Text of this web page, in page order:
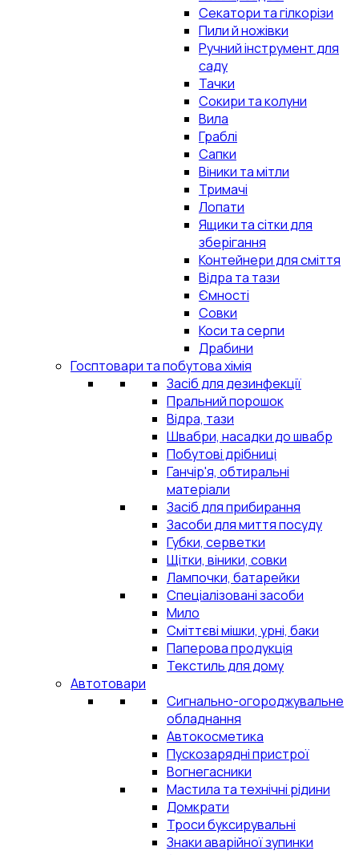
Секатори та гілкорізи
Пили й ножівки
Ручний інструмент для
саду
Тачки
Сокири та колуни
Вила
Граблі
Сапки
Віники та мітли
Тримачі
Лопати
Ящики та сітки для
зберігання
Контейнери для сміття
Відра та тази
Ємності
Совки
Коси та серпи
Драбини
Госптовари та побутова хімія
Засіб для дезинфекції
Пральний порошок
Відра, тази
Швабри, насадки до швабр
Побутові дрібниці
Ганчір'я, обтиральні
матеріали
Засіб для прибирання
Засоби для миття посуду
Губки, серветки
Щітки, віники, совки
Лампочки, батарейки
Спеціалізовані засоби
Мило
Сміттєві мішки, урні, баки
Паперова продукція
Текстиль для дому
Автотовари
Сигнально-огороджувальне
обладнання
Автокосметика
Пускозарядні пристрої
Вогнегасники
Мастила та технічні рідини
Домкрати
Троси буксирувальні
Знаки аварійної зупинки